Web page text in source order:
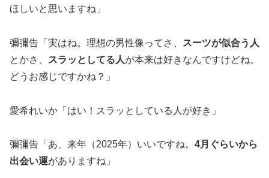
ほしいと思いますね」
彌彌告「実はね。理想の男性像ってさ、
スーツが似合う人
とかさ、
スラッとしてる人が本来は好きなんですけどね。
どうお感じですかね？」
愛希れいか「はい！スラッとしている人が好き」
彌彌告「あ、来年（2025年）いいですね。 4月ぐらいから
出会い運がありますね」